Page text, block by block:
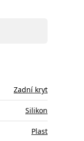
Zadní kryt
Silikon
Plast